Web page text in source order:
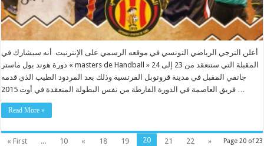
أعلن الترجي الرياضي التونسي في موقعه الرسمي على الإنترنيت أنه سيشارك في
دورة هوند بول ماستر « masters de Handball » المقبلة التي ستنعقد من 23 إلى 24
جانفي المقبل في مدينة قرونوبل الفرنسية وذلك بعد المردود الطيب الذي قدمه
فريق العاصمة في الدورة الفارطة من نفس البطولة المنعقدة في أوت 2015 …
Read More »
Page 20 of 23
« First ... 10 « 18 19 20 21 22
»